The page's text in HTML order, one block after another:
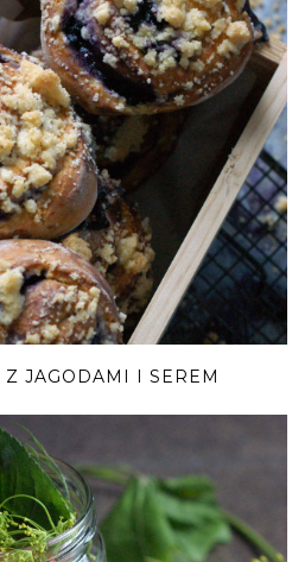
JAGODAMI I SEREM